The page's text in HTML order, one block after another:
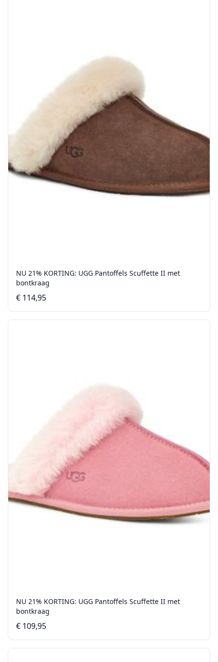
NU 21% KORTING: UGG Pantoffels Scuffette II met
bontkraag
€ 114,95
NU 21% KORTING: UGG Pantoffels Scuffette II met
bontkraag
€ 109,95